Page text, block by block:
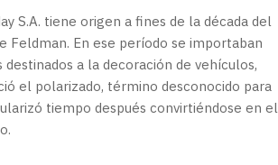
S.A. tiene origen a fines de la década del
Feldman. En ese período se importaban
a la decoración de vehículos,
el polarizado, término desconocido para
tiempo después convirtiéndose en el